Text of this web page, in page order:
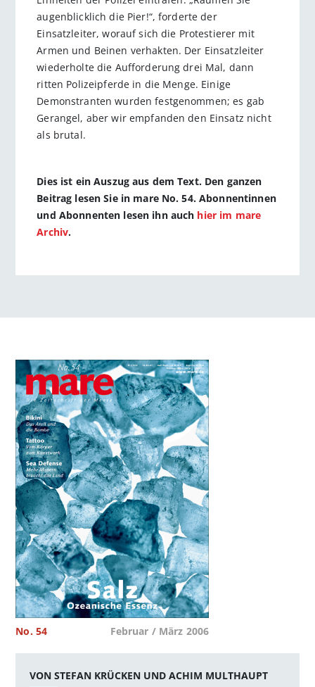
augenblicklich die Pier!“, forderte der
Einsatzleiter, worauf sich die Protestierer mit
Armen und Beinen verhakten. Der Einsatzleiter
wiederholte die Aufforderung drei Mal, dann
ritten Polizeipferde in die Menge. Einige
Demonstranten wurden festgenommen; es gab
Gerangel, aber wir empfanden den Einsatz nicht
als brutal.
Dies ist ein Auszug aus dem Text. Den ganzen
Beitrag lesen Sie in mare No. 54. Abonnentinnen
und Abonnenten lesen ihn auch hier im mare
Archiv.
No. 54 Februar / März 2006
VON STEFAN KRÜCKEN UND ACHIM MULTHAUPT